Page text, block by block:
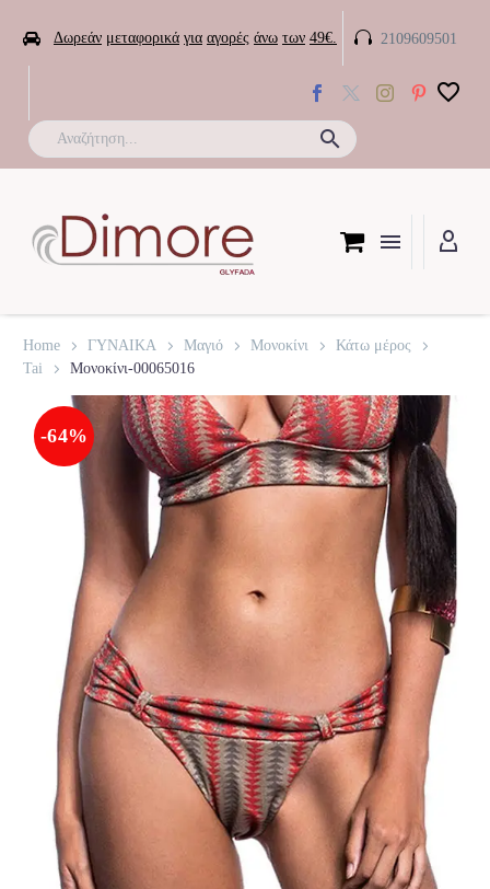
 Δωρεάν μεταφορικά για αγορές άνω των 49€. 
 2109609501
Home ΓΥΝΑΙΚΑ Μαγιό Μονοκίνι
Κάτω μέρος
Tai
Μονοκίνι-00065016
-64%